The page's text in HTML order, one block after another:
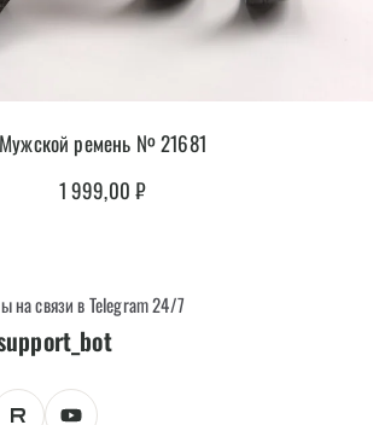
Мужской ремень № 21681
1 999,00₽
на связи в Telegram 24/7